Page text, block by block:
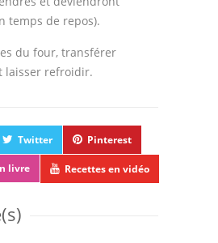
temps de repos).
du four, transférer
laisser refroidir.
Twitter Pinterest
livre Recettes en vidéo